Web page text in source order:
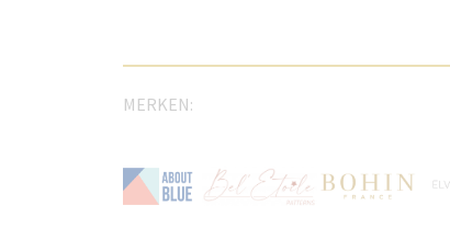
MERKEN: